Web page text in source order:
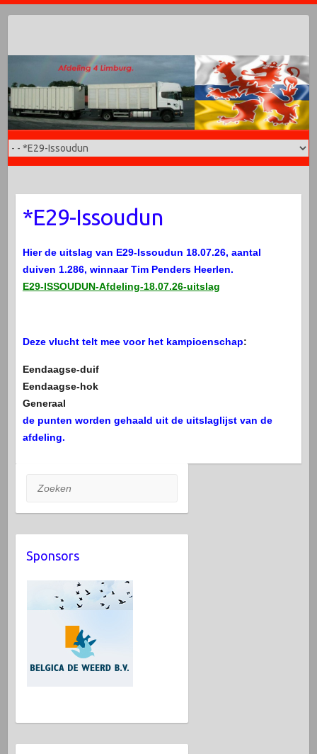
*E29-Issoudun
Hier de uitslag van E29-Issoudun 18.07.26, aantal
duiven 1.286, winnaar Tim Penders Heerlen.
E29-ISSOUDUN-Afdeling-18.07.26-uitslag
Deze vlucht telt mee voor het kampioenschap:
Eendaagse-duif
Eendaagse-hok
Generaal
de punten worden gehaald uit de uitslaglijst van de
afdeling.
Zoeken
Sponsors